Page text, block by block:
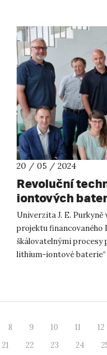
20 / 05 / 2024
Revoluční
iontových
bezpečnost
Univerzita J. E. Purkyně
projektu financovaného
škálovatelnými procesy
lithium-iontové baterie“
8 9 10 11 12
21 22 23 24